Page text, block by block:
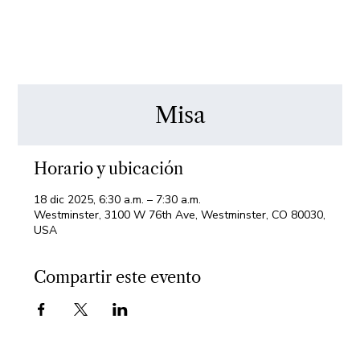
Misa
Horario y ubicación
18 dic 2025, 6:30 a.m. – 7:30 a.m.
Westminster, 3100 W 76th Ave, Westminster, CO 80030,
USA
Compartir este evento